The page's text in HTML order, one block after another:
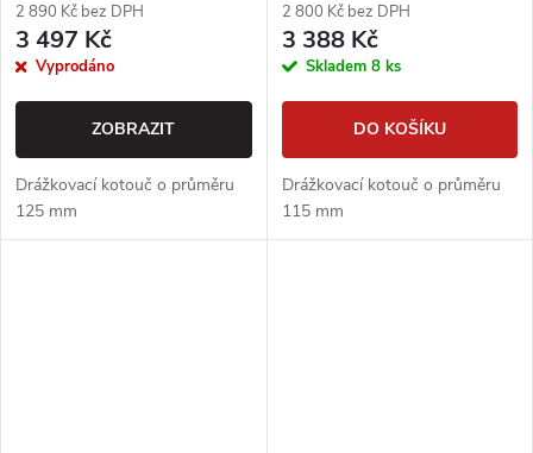
2 890 Kč bez DPH
3 497 Kč
Vyprodáno
ZOBRAZIT
Drážkovací kotouč o průměru
125 mm
2 800 Kč bez DPH
3 388 Kč
Skladem 8 ks
DO KOŠÍKU
Drážkovací kotouč o průměru
115 mm